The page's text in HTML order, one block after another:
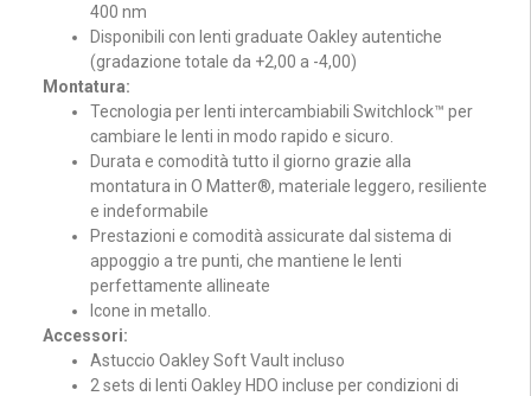
400 nm
Disponibili con lenti graduate Oakley autentiche
(gradazione totale da +2,00 a -4,00)
Montatura:
Tecnologia per lenti intercambiabili Switchlock™ per
cambiare le lenti in modo rapido e sicuro.
Durata e comodità tutto il giorno grazie alla
montatura in O Matter®, materiale leggero, resiliente
e indeformabile
Prestazioni e comodità assicurate dal sistema di
appoggio a tre punti, che mantiene le lenti
perfettamente allineate
Icone in metallo.
Accessori:
Astuccio Oakley Soft Vault incluso
2 sets di lenti Oakley HDO incluse per condizioni di